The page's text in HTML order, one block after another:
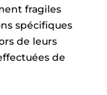
fragiles
spécifiques
de leurs
de